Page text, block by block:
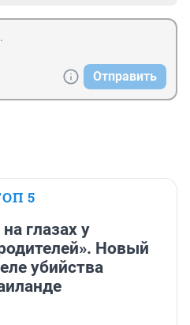
Отправить
5
глазах у
Новый
убийства